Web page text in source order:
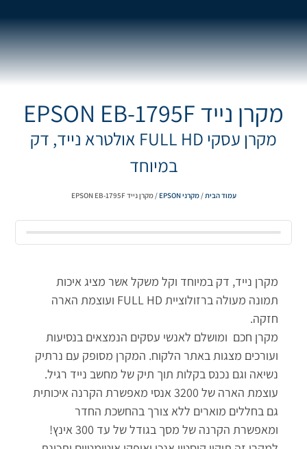
מקרן נייד EPSON EB-1795F
מקרן עסקי FULL HD אולטרא נייד, דק
במיוחד
עמוד הבית /מקרני EPSON / מקרן נייד EPSON EB-1795F
מקרן נייד, דק במיוחד וקל משקל אשר מציג איכות
תמונה מעולה ברזולוציית FULL HD ועוצמת הארה
חזקה.
מקרן חכם ומושלם לאנשי עסקים הנמצאים בנסיעות
ועורכים מצגות באתר הלקוח. המקרן מסופק עם נרתיק
נשיאה וגם נכנס בקלות תוך תיק של מחשב נייד רגיל.
עוצמת הארה של 3200 אנסי מאפשרת הקרנה איכותית
גם בחללים מוארים ללא צורך בהחשכת החדר
ומאפשרת הקרנה של מסך בגודל של עד 300 אינץ!